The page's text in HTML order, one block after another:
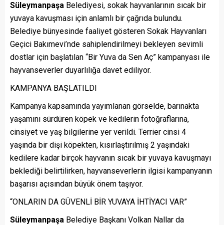
Süleymanpaşa Belediyesi, sokak hayvanlarının sıcak bir
yuvaya kavuşması için anlamlı bir çağrıda bulundu.
Belediye bünyesinde faaliyet gösteren Sokak Hayvanları
Geçici Bakımevi’nde sahiplendirilmeyi bekleyen sevimli
dostlar için başlatılan “Bir Yuva da Sen Aç” kampanyası ile
hayvanseverler duyarlılığa davet ediliyor.
KAMPANYA BAŞLATILDI
Kampanya kapsamında yayımlanan görselde, barınakta
yaşamını sürdüren köpek ve kedilerin fotoğraflarına,
cinsiyet ve yaş bilgilerine yer verildi. Terrier cinsi 4
yaşında bir dişi köpekten, kısırlaştırılmış 2 yaşındaki
kedilere kadar birçok hayvanın sıcak bir yuvaya kavuşmayı
beklediği belirtilirken, hayvanseverlerin ilgisi kampanyanın
başarısı açısından büyük önem taşıyor.
“ONLARIN DA GÜVENLİ BİR YUVAYA İHTİYACI VAR”
Süleymanpaşa Belediye Başkanı Volkan Nallar da